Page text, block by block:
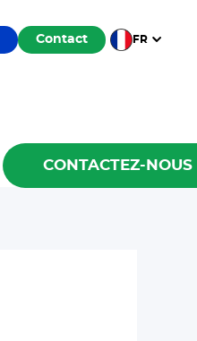
Contact FR
CONTACTEZ-NOUS